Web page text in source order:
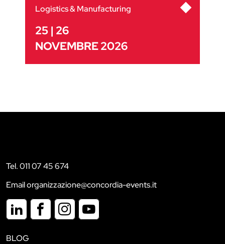
Logistics & Manufacturing
25 | 26
NOVEMBRE 2026
Tel. 011 07 45 674
Email organizzazione@concordia-events.it
BLOG